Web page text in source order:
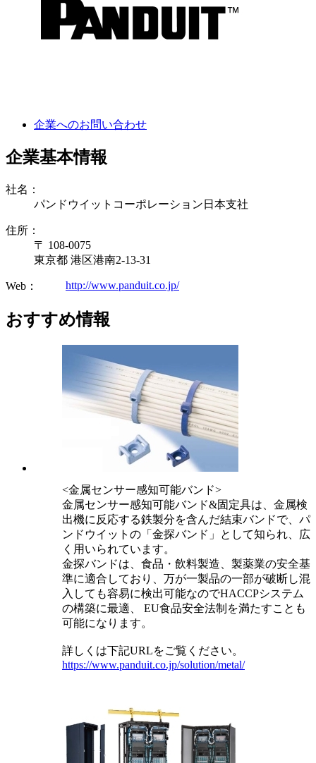
企業へのお問い合わせ
企業基本情報
社名：
パンドウイットコーポレーション日本支社
住所：
〒 108-0075
東京都 港区港南2-13-31
Web： http://www.panduit.co.jp/
おすすめ情報
<金属センサー感知可能バンド>
金属センサー感知可能バンド&固定具は、金属検
出機に反応する鉄製分を含んだ結束バンドで、パ
ンドウイットの「金探バンド」として知られ、広
く用いられています。
金探バンドは、食品・飲料製造、製薬業の安全基
準に適合しており、万が一製品の一部が破断し混
入しても容易に検出可能なのでHACCPシステム
の構築に最適、 EU食品安全法制を満たすことも
可能になります。
詳しくは下記URLをご覧ください。
https://www.panduit.co.jp/solution/metal/